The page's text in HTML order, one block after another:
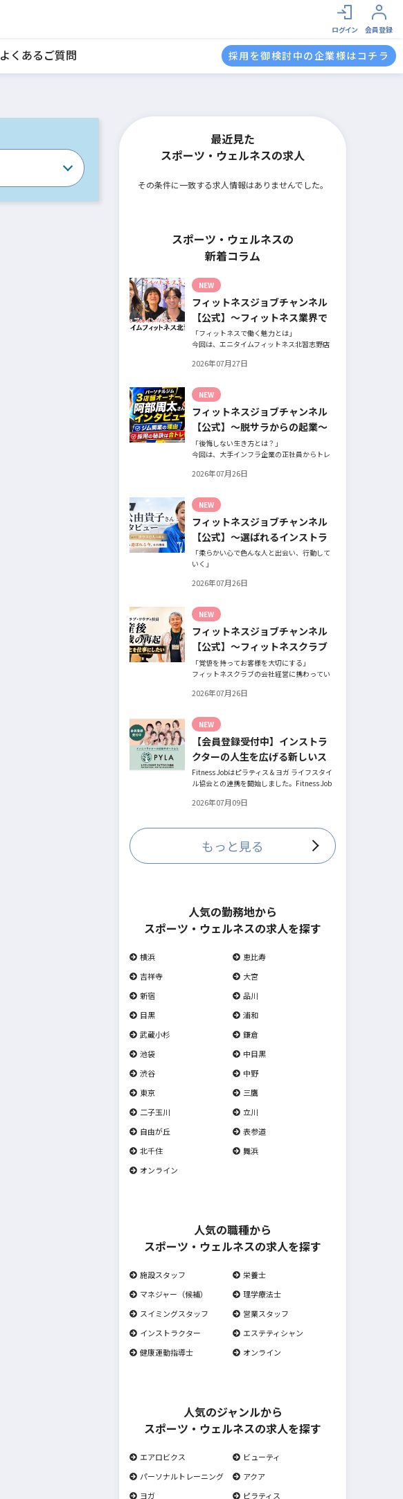
ログイン 会員登録
よくあるご質問 採用を御検討中の企業様はコチラ
最近見た
スポーツ・ウェルネスの求人
その条件に一致する求人情報はありませんでした。
スポーツ・ウェルネスの
新着コラム
NEW
フィットネスジョブチャンネル
【公式】～フィットネス業界で
働く魅力と採用したい人材～
「フィットネスで働く魅力とは」
今回は、エニタイムフィットネス北習志野店
用」をテーマにフィットネスクラブの魅力に
ッフの採用基準、実際に採用されたスタッフ
の皆様からは働き甲斐や動機、お客様からは
そのスタッフの皆様がつくる施設やフィット
ネスについての魅力を語っていただきまし
た。
2026年07月27日
NEW
フィットネスジョブチャンネル
【公式】～脱サラからの起業～
「後悔しない生き方とは？」
今回は、大手インフラ企業の正社員からトレ
転身された、パーソナルジム「ギフト」代表
今の仕事や環境を変えたい！とお悩みの方、
必見です！
2026年07月26日
NEW
フィットネスジョブチャンネル
【公式】～選ばれるインストラ
クターになるには～
「柔らかい心で色んな人と出会い、行動して
いく」
ったことに挑戦したり、周囲のすすめに素直
そんな風に自分だけでは思いつかないことを
行動に移してきた結果が、今に繋がっている
とお話してくださったヨガ講師の若松由貴子
さん。選ばれるインストラクターになるため
に若松さんが取られた行動とは？
2026年07月26日
NEW
フィットネスジョブチャンネル
【公式】～フィットネスクラブ
役員時代の倒産を経て開業・独
立～
「覚悟を持ってお客様を大切にする」
フィットネスクラブの会社経営に携わってい
それでも尚、同じ業界内で独立し再起を図っ
藤健祐さんにインタビュー。
フィットネスクラブのキャンペーンや違約金
制度はお客様を大切にする仕組みだろう
か！？資金が底をつく恐怖と闘いながらもお
客様との絆を築き上げた秘訣とは？
2026年07月26日
NEW
【会員登録受付中】インストラ
クターの人生を広げる新しいス
テージ
Fitness Jobはピラティス＆ヨガ ライフスタイ
ル協会との連携を開始しました。Fitness Job
の人生を広げる新しいステージとして、同協
2026年07月09日
もっと見る
人気の勤務地から
スポーツ・ウェルネスの求人を探す
横浜
恵比寿
吉祥寺
大宮
新宿
品川
目黒
浦和
武蔵小杉
鎌倉
池袋
中目黒
渋谷
中野
東京
三鷹
二子玉川
立川
自由が丘
表参道
北千住
舞浜
オンライン
人気の職種から
スポーツ・ウェルネスの求人を探す
施設スタッフ
栄養士
マネジャー（候補）
理学療法士
スイミングスタッフ
営業スタッフ
インストラクター
エステティシャン
健康運動指導士
オンライン
人気のジャンルから
スポーツ・ウェルネスの求人を探す
エアロビクス
ビューティ
パーソナルトレーニング
アクア
ヨガ
ピラティス